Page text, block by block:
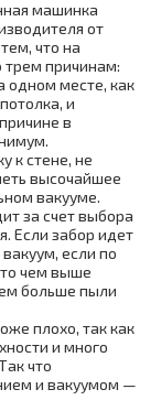
машинка
от
что на
трем причинам:
одном месте, как
и
в
к стене, не
высочайшее
вакууме.
за счет выбора
Если забор идет
если по
чем выше
больше пыли
плохо, так как
и много
что
и вакуумом —